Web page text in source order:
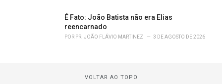
É Fato: João Batista não era Elias
reencarnado
POR PR. JOÃO FLÁVIO MARTINEZ 3 DE AGOSTO DE 2026
VOLTAR AO TOPO